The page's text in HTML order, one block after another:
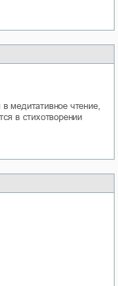
медитативное чтение,
в стихотворении